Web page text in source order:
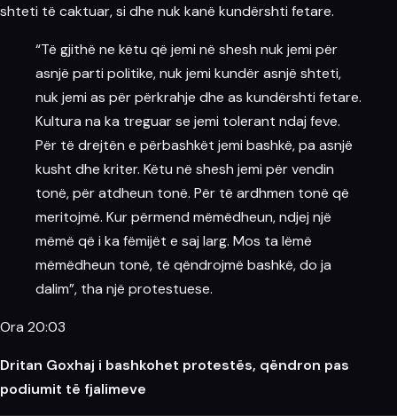
shteti të caktuar, si dhe nuk kanë kundërshti fetare.
“Të gjithë ne këtu që jemi në shesh nuk jemi për
asnjë parti politike, nuk jemi kundër asnjë shteti,
nuk jemi as për përkrahje dhe as kundërshti fetare.
Kultura na ka treguar se jemi tolerant ndaj feve.
Për të drejtën e përbashkët jemi bashkë, pa asnjë
kusht dhe kriter. Këtu në shesh jemi për vendin
tonë, për atdheun tonë. Për të ardhmen tonë që
meritojmë. Kur përmend mëmëdheun, ndjej një
mëmë që i ka fëmijët e saj larg. Mos ta lëmë
mëmëdheun tonë, të qëndrojmë bashkë, do ja
dalim”, tha një protestuese.
Ora 20:03
Dritan Goxhaj i bashkohet protestës, qëndron pas
podiumit të fjalimeve